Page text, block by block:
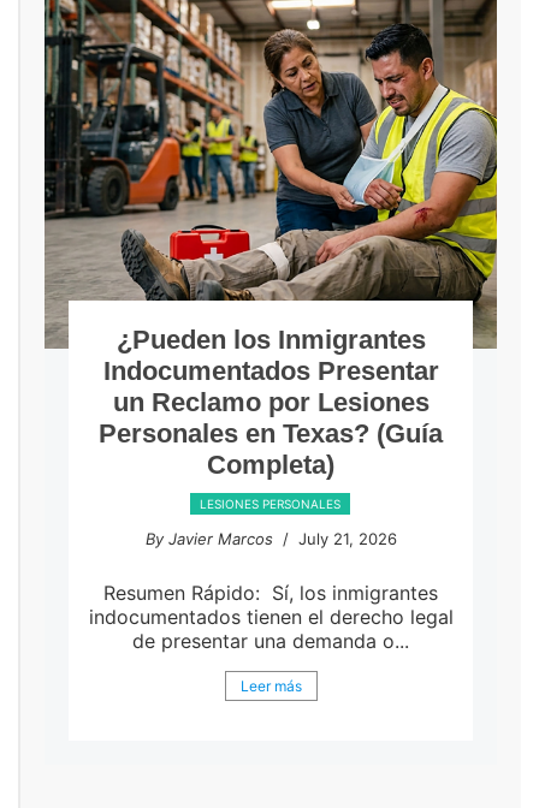
¿Pueden los Inmigrantes
Indocumentados Presentar
un Reclamo por Lesiones
Personales en Texas? (Guía
Completa)
LESIONES PERSONALES
By Javier Marcos/ July 21, 2026
Resumen Rápido: Sí, los inmigrantes
indocumentados tienen el derecho legal
de presentar una demanda o...
Leer más